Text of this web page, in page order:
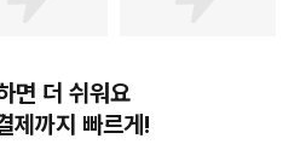
원
성 데님 숏팬츠
싱 청반바지
16,900
자스민벨 제느 여성 페이
크 포켓 반바지 밴딩 면바
면 더 쉬워요
제까지 빠르게!